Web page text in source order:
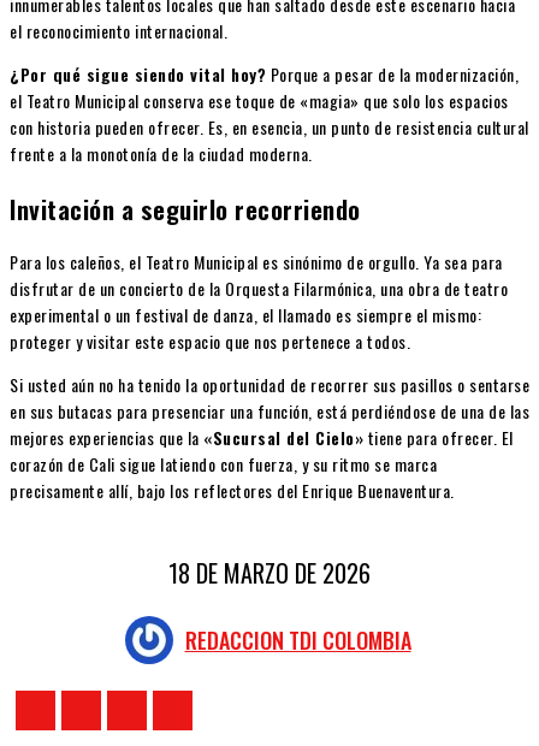
el reconocimiento internacional.
¿Por qué sigue siendo vital hoy? Porque a pesar de la modernización,
el Teatro Municipal conserva ese toque de «magia» que solo los espacios
con historia pueden ofrecer. Es, en esencia, un punto de resistencia cultural
frente a la monotonía de la ciudad moderna.
Invitación a seguirlo recorriendo
Para los caleños, el Teatro Municipal es sinónimo de orgullo. Ya sea para
disfrutar de un concierto de la Orquesta Filarmónica, una obra de teatro
experimental o un festival de danza, el llamado es siempre el mismo:
proteger y visitar este espacio que nos pertenece a todos.
Si usted aún no ha tenido la oportunidad de recorrer sus pasillos o sentarse
en sus butacas para presenciar una función, está perdiéndose de una de las
mejores experiencias que la «Sucursal del Cielo»tiene para ofrecer. El
corazón de Cali sigue latiendo con fuerza, y su ritmo se marca
precisamente allí, bajo los reflectores del Enrique Buenaventura.
18 DE MARZO DE 2026
REDACCION TDI COLOMBIA